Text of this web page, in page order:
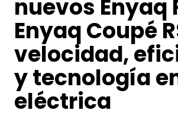
nuevos Enyaq
Enyaq Coupé
velocidad,
y tecnología
eléctrica